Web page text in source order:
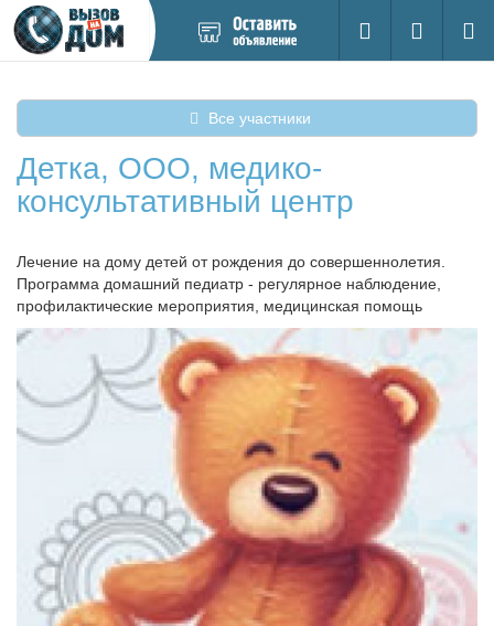
новое
Поиск
Вход на
Все участники
Детка, ООО, медико-
консультативный центр
Лечение на дому детей от рождения до совершеннолетия.
Программа домашний педиатр - регулярное наблюдение,
профилактические мероприятия, медицинская помощь